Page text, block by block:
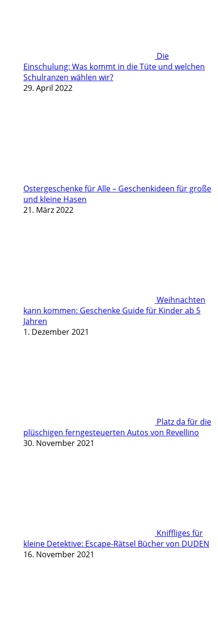
Die
Einschulung: Was kommt in die Tüte und welchen
Schulranzen wählen wir?
29. April 2022
Ostergeschenke für Alle – Geschenkideen für große
und kleine Hasen
21. März 2022
Weihnachten
kann kommen: Geschenke Guide für Kinder ab 5
Jahren
1. Dezember 2021
Platz da für die
plüschigen ferngesteuerten Autos von Revellino
30. November 2021
Kniffliges für
kleine Detektive: Escape-Rätsel Bücher von DUDEN
16. November 2021